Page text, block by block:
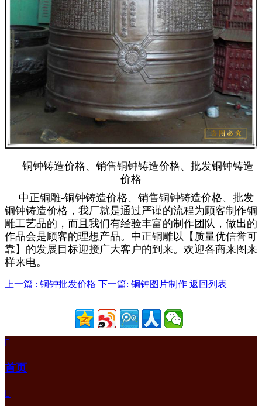
铜钟铸造价格、销售铜钟铸造价格、批发铜钟铸造
价格
中正铜雕-铜钟铸造价格、销售铜钟铸造价格、批发
铜钟铸造价格 ，我厂就是通过严谨的流程为顾客制作铜
雕工艺品的，而且我们有经验丰富的制作团队，做出的
作品会是顾客的理想产品。中正铜雕以【质量优信誉可
靠】的发展目标迎接广大客户的到来。欢迎各商来图来
样来电。
上一篇 : 铜钟批发价格 下一篇: 铜钟图片制作 返回列表

首页
